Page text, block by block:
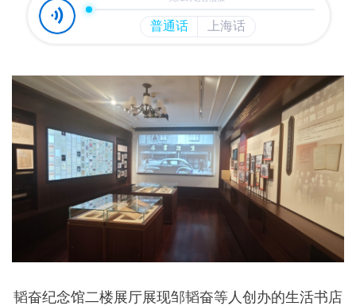
韬奋纪念馆二楼展厅展现邹韬奋等人创办的生活书店